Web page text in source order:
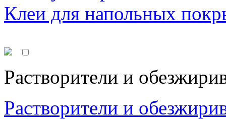
Клеи для напольных
Растворители и
Растворители и